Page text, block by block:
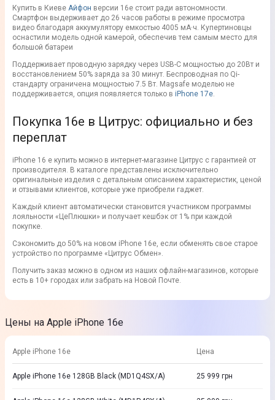
Купить в Киеве Айфон версии 16е стоит ради автономности.
Смартфон выдерживает до 26 часов работы в режиме просмотра
видео благодаря аккумулятору емкостью 4005 мА·ч. Купертиновцы
оснастили модель одной камерой, обеспечив тем самым место для
большой батареи
Поддерживает проводную зарядку через USB-C мощностью до 20Вт и
восстановлением 50% заряда за 30 минут. Беспроводная по Qi-
стандарту ограничена мощностью 7.5 Вт. Magsafe моделью не
поддерживается, опция появляется только в iPhone 17e.
Покупка 16е в Цитрус: официально и без
переплат
iPhone 16 e купить можно в интернет-магазине Цитрус с гарантией от
производителя. В каталоге представлены исключительно
оригинальные изделия с детальным описанием характеристик, ценой
и отзывами клиентов, которые уже приобрели гаджет.
Каждый клиент автоматически становится участником программы
лояльности «ЦеПлюшки» и получает кешбэк от 1% при каждой
покупке.
Сэкономить до 50% на новом iPhone 16e, если обменять свое старое
устройство по программе «Цитрус Обмен».
Получить заказ можно в одном из наших офлайн-магазинов, которые
есть в 10+ городах или забрать на Новой Почте.
Цены на Apple iPhone 16e
Apple iPhone 16e Цена
Apple iPhone 16e 128GB Black (MD1Q4SX/A) 25 999 грн